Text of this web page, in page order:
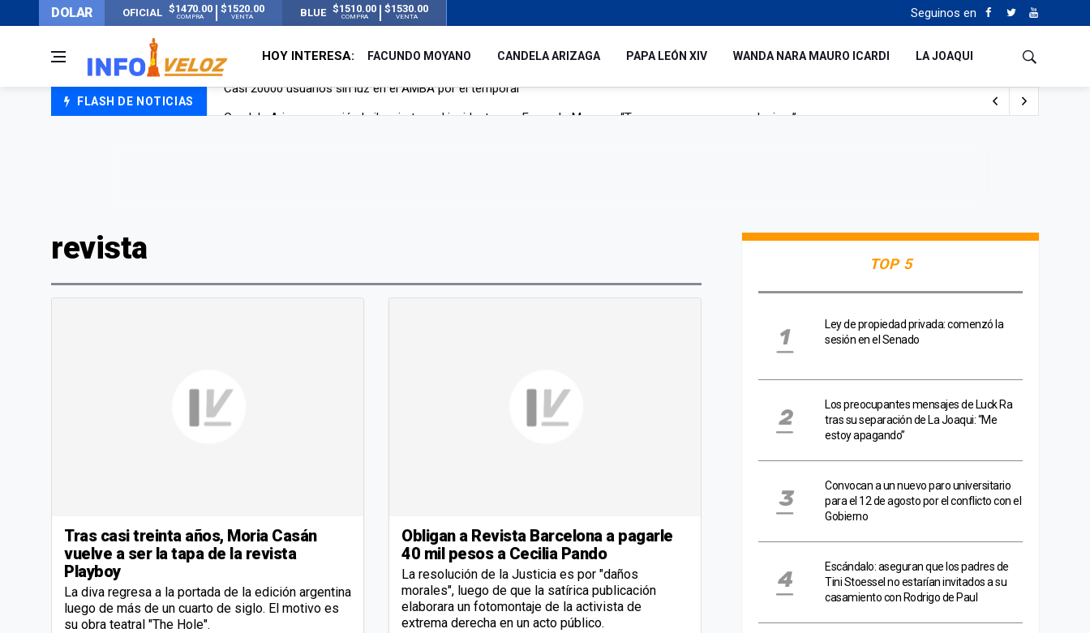
DOLAR OFICIAL $1470.00
COMPRA
$1520.00
VENTA BLUE $1510.00
COMPRA
$1530.00
VENTA Seguinos en
HOY INTERESA: FACUNDO MOYANO CANDELA ARIZAGA PAPA LEÓN XIV WANDA NARA MAURO ICARDI LA JOAQUI
FLASH DE NOTICIAS
revista
Tras casi treinta años, Moria Casán
vuelve a ser la tapa de la revista
Playboy
La diva regresa a la portada de la edición argentina
luego de más de un cuarto de siglo. El motivo es
su obra teatral "The Hole".
Obligan a Revista Barcelona a pagarle
40 mil pesos a Cecilia Pando
La resolución de la Justicia es por "daños
morales", luego de que la satírica publicación
elaborara un fotomontaje de la activista de
extrema derecha en un acto público.
TOP 5
Ley de propiedad privada: comenzó la
sesión en el Senado
Los preocupantes mensajes de Luck Ra
tras su separación de La Joaqui: “Me
estoy apagando”
Convocan a un nuevo paro universitario
para el 12 de agosto por el conflicto con el
Gobierno
Escándalo: aseguran que los padres de
Tini Stoessel no estarían invitados a su
casamiento con Rodrigo de Paul